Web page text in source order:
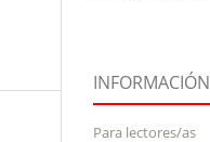
INFORMACIÓN
Para lectores/as